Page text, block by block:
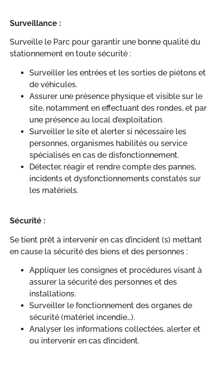
Surveillance :
Surveille le Parc pour garantir une bonne qualité du
stationnement en toute sécurité :
Surveiller les entrées et les sorties de piétons et
de véhicules.
Assurer une présence physique et visible sur le
site, notamment en effectuant des rondes, et par
une présence au local d’exploitation.
Surveiller le site et alerter si nécessaire les
personnes, organismes habilités ou service
spécialisés en cas de disfonctionnement.
Détecter, réagir et rendre compte des pannes,
incidents et dysfonctionnements constatés sur
les matériels.
Sécurité :
Se tient prêt à intervenir en cas d’incident (s) mettant
en cause la sécurité des biens et des personnes :
Appliquer les consignes et procédures visant à
assurer la sécurité des personnes et des
installations.
Surveiller le fonctionnement des organes de
sécurité (matériel incendie…).
Analyser les informations collectées, alerter et
ou intervenir en cas d’incident.